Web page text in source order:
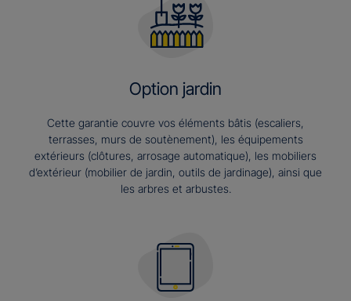
Option jardin
Cette garantie couvre vos éléments bâtis (escaliers,
terrasses, murs de soutènement), les équipements
extérieurs (clôtures, arrosage automatique), les mobiliers
d’extérieur (mobilier de jardin, outils de jardinage), ainsi que
les arbres et arbustes.